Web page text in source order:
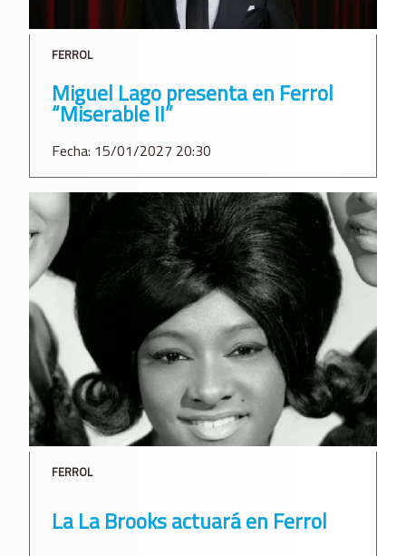
FERROL
Miguel Lago presenta en Ferrol
“Miserable II”
Fecha: 15/01/2027 20:30
FERROL
La La Brooks actuará en Ferrol